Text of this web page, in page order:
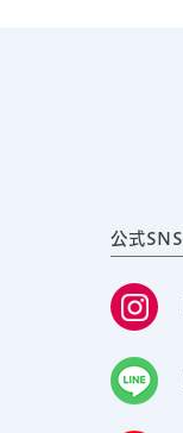
公式SNS